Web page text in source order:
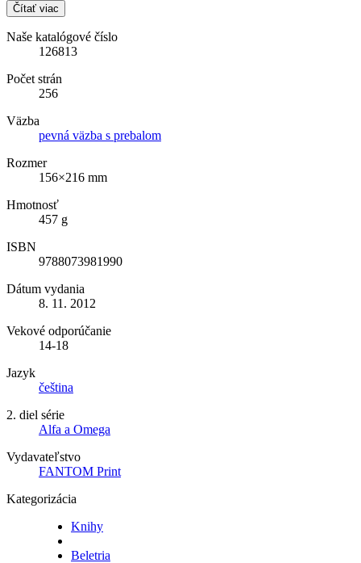
Čítať viac
Naše katalógové číslo
126813
Počet strán
256
Väzba
pevná väzba s prebalom
Rozmer
156×216 mm
Hmotnosť
457 g
ISBN
9788073981990
Dátum vydania
8. 11. 2012
Vekové odporúčanie
14-18
Jazyk
čeština
2. diel série
Alfa a Omega
Vydavateľstvo
FANTOM Print
Kategorizácia
Knihy
Beletria